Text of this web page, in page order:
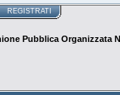
REGISTRATI
Pubblica Organizzata